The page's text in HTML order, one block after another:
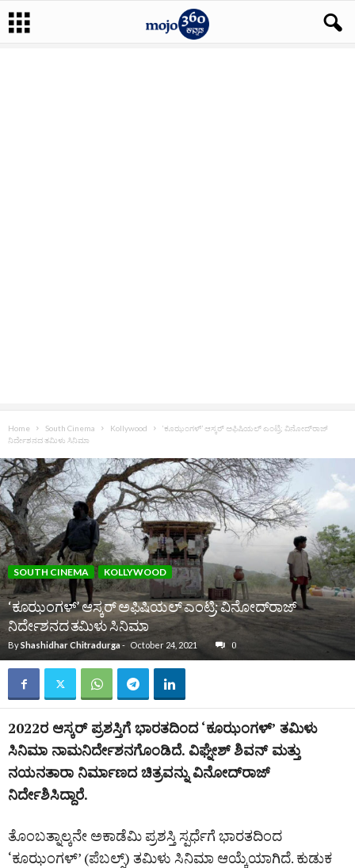
Home South Cinema Kollywood
‘ಕೂಝಂಗಳ್’ ಆಸ್ಕರ್ ಅಫಿಷಿಯಲ್ ಎಂಟ್ರಿ; ವಿನೋದ್‌ರಾಜ್‌
ನಿರ್ದೇಶನದ ತಮಿಳು ಸಿನಿಮಾ
SOUTH CINEMA KOLLYWOOD
‘ಕೂಝಂಗಳ್’ ಆಸ್ಕರ್ ಅಫಿಷಿಯಲ್ ಎಂಟ್ರಿ; ವಿನೋದ್‌ರಾಜ್‌
ನಿರ್ದೇಶನದ ತಮಿಳು ಸಿನಿಮಾ
ByShashidhar Chitradurga- October 24, 2021 0
2022ರ ಆಸ್ಕರ್ ಪ್ರಶಸ್ತಿಗೆ ಭಾರತದಿಂದ ‘ಕೂಝಂಗಳ್‌’ ತಮಿಳು
ಸಿನಿಮಾ ನಾಮನಿರ್ದೇಶನಗೊಂಡಿದೆ. ವಿಘ್ನೇಶ್ ಶಿವನ್ ಮತ್ತು
ನಯನತಾರಾ ನಿರ್ಮಾಣದ ಚಿತ್ರವನ್ನು ವಿನೋದ್‌ರಾಜ್
ನಿರ್ದೇಶಿಸಿದ್ದಾರೆ.
ತೊಂಬತ್ನಾಲ್ಕನೇ ಅಕಾಡೆಮಿ ಪ್ರಶಸ್ತಿ ಸ್ಪರ್ಧೆಗೆ ಭಾರತದಿಂದ
‘ಕೂಝಂಗಳ್‌’ (ಪೆಬಲ್ಸ್‌) ತಮಿಳು ಸಿನಿಮಾ ಆಯ್ಕೆಯಾಗಿದೆ. ಕುಡುಕ